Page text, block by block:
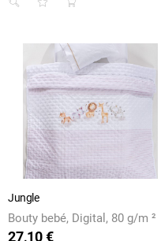
Jungle
Bouty bebé, Digital, 80 g/m ²
Preço
27,10 €